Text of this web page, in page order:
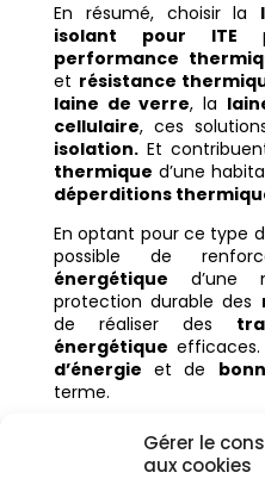
Gérer le
aux cookies
En résumé, choisir la
isolant pour ITE
performance
et résistance
laine de verre, la
cellulaire, ces
isolation.Et
thermique d’une
déperditions
En optant pour ce type
possible de
énergétique d’une
protection durable des
de réaliser des
énergétique efficaces.
d’énergie et de
terme.